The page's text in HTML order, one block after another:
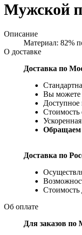
Мужской
Описание
Материал: 82%
О доставке
Доставка по
Вы можете
Доступное
Обращаем
Доставка по
Стоимость
Об оплате
Для заказов по